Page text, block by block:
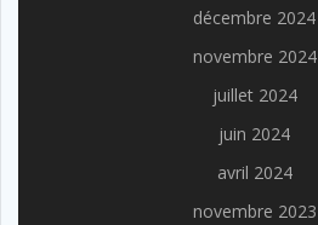
décembre 2024
novembre 2024
juillet 2024
juin 2024
avril 2024
novembre 2023